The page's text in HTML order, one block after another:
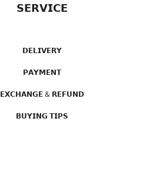
𝗦𝗘𝗥𝗩𝗜𝗖𝗘
𝗗𝗘𝗟𝗜𝗩𝗘𝗥𝗬
𝗣𝗔𝗬𝗠𝗘𝗡𝗧
𝗘𝗫𝗖𝗛𝗔𝗡𝗚𝗘 & 𝗥𝗘𝗙𝗨𝗡𝗗
𝗕𝗨𝗬𝗜𝗡𝗚 𝗧𝗜𝗣𝗦